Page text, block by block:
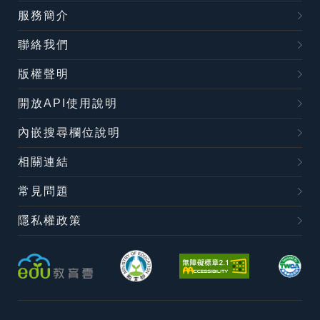
服務簡介
聯絡我們
版權聲明
開放API使用說明
內嵌搜尋欄位說明
相關連結
常見問題
隱私權政策